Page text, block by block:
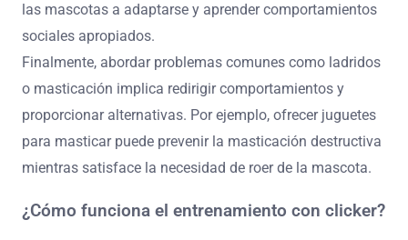
las mascotas a adaptarse y aprender comportamientos
sociales apropiados.
Finalmente, abordar problemas comunes como ladridos
o masticación implica redirigir comportamientos y
proporcionar alternativas. Por ejemplo, ofrecer juguetes
para masticar puede prevenir la masticación destructiva
mientras satisface la necesidad de roer de la mascota.
¿Cómo funciona el entrenamiento con clicker?